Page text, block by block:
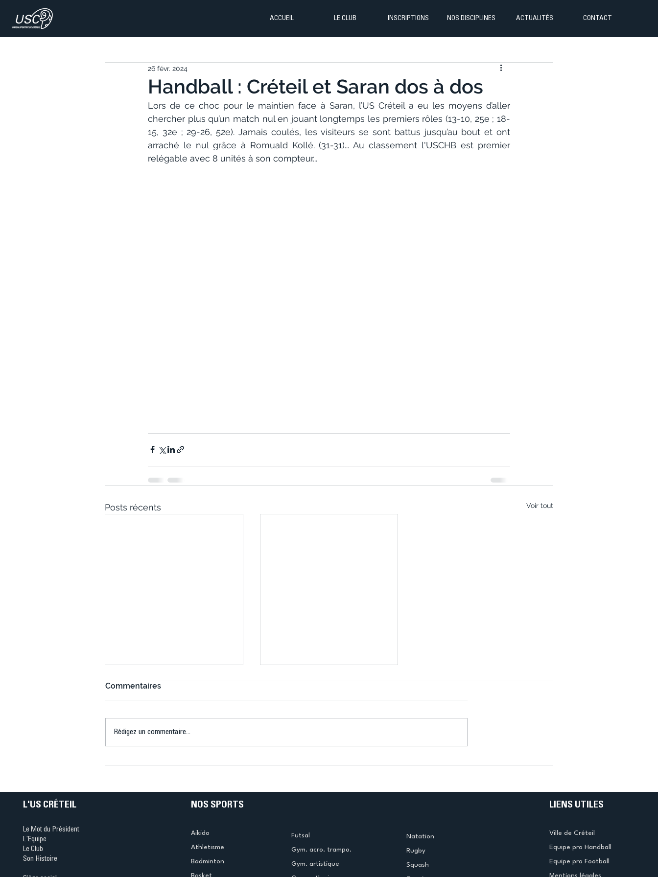
ACCUEIL LE CLUB INSCRIPTIONS NOS DISCIPLINES ACTUALITÉS CONTACT
Handball : Créteil et Saran dos à dos
26 févr. 2024
Lors de ce choc pour le maintien face à Saran, l’US Créteil a eu les moyens d’aller
chercher plus qu’un match nul en jouant longtemps les premiers rôles (13-10, 25e ; 18-
15, 32e ; 29-26, 52e). Jamais coulés, les visiteurs se sont battus jusqu’au bout et ont
arraché le nul grâce à Romuald Kollé. (31-31)... Au classement l'USCHB est premier
relégable avec 8 unités à son compteur...
Posts récents Voir tout
Ping ? Quand le tennis de
termine la saison en
Commentaires
Rédigez un commentaire...
L'US CRÉTEIL
Le Mot du Président
L'Equipe
Le Club
Son Histoire
NOS SPORTS
Aikido
Athletisme
Badminton
Basket
Futsal
Gym. acro. trampo.
Gym. artistique
Natation
Rugby
Squash
LIENS UTILES
Ville de Créteil
Equipe pro Handball
Equipe pro Football
Mentions légales